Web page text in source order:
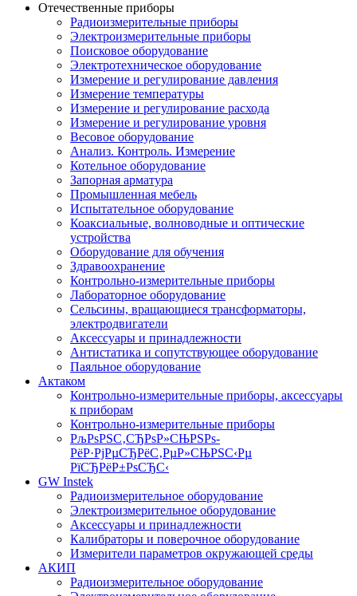
Отечественные приборы
Радиоизмерительные приборы
Электроизмерительные приборы
Поисковое оборудование
Электротехническое оборудование
Измерение и регулирование давления
Измерение температуры
Измерение и регулирование расхода
Измерение и регулирование уровня
Весовое оборудование
Анализ. Контроль. Измерение
Котельное оборудование
Запорная арматура
Промышленная мебель
Испытательное оборудование
Коаксиальные, волноводные и оптические
устройства
Оборудование для обучения
Здравоохранение
Контрольно-измерительные приборы
Лабораторное оборудование
Сельсины, вращающиеся трансформаторы,
электродвигатели
Аксессуары и принадлежности
Антистатика и сопутствующее оборудование
Паяльное оборудование
Актаком
Контрольно-измерительные приборы, аксессуары
к приборам
Контрольно-измерительные приборы
РљРѕРЅС‚СЂРѕР»СЊРЅРѕ-
РёР·РјРµСЂРёС‚РµР»СЊРЅС‹Рµ
РїСЂРёР±РѕСЂС‹
GW Instek
Радиоизмерительное оборудование
Электроизмерительное оборудование
Аксессуары и принадлежности
Калибраторы и поверочное оборудование
Измерители параметров окружающей среды
АКИП
Радиоизмерительное оборудование